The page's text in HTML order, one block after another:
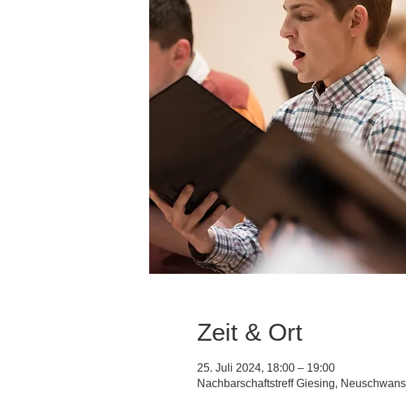
Zeit & Ort
25. Juli 2024, 18:00 – 19:00
Nachbarschaftstreff Giesing,